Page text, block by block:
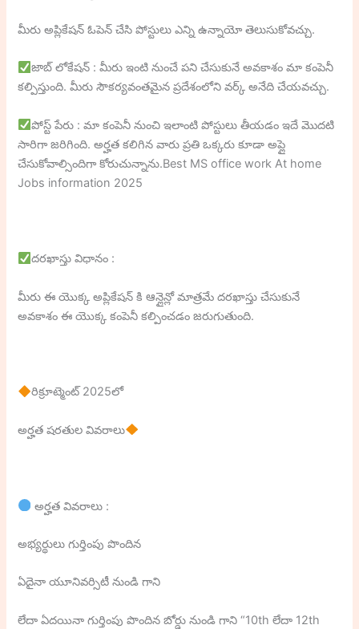
మీరు అప్లికేషన్ ఓపెన్ చేసి పోస్టులు ఎన్ని ఉన్నాయో తెలుసుకోవచ్చు.
జాబ్ లోకేషన్ : మీరు ఇంటి నుంచే పని చేసుకునే అవకాశం మా కంపెనీ
కల్పిస్తుంది. మీరు సౌకర్యవంతమైన ప్రదేశంలోని వర్క్ అనేది చేయవచ్చు.
పోస్ట్ పేరు : మా కంపెనీ నుంచి ఇలాంటి పోస్టులు తీయడం ఇదే మొదటి
సారిగా జరిగింది. అర్హత కలిగిన వారు ప్రతి ఒక్కరు కూడా అప్లై
చేసుకోవాల్సిందిగా కోరుచున్నాను.Best MS office work At home
Jobs information 2025
దరఖాస్తు విధానం :
మీరు ఈ యొక్క అప్లికేషన్ కి ఆన్లైన్లో మాత్రమే దరఖాస్తు చేసుకునే
అవకాశం ఈ యొక్క కంపెనీ కల్పించడం జరుగుతుంది.
రిక్రూట్మెంట్ 2025లో
అర్హత షరతుల వివరాలు
అర్హత వివరాలు :
అభ్యర్థులు గుర్తింపు పొందిన
ఏదైనా యూనివర్సిటీ నుండి గాని
లేదా ఏదయినా గుర్తింపు పొందిన బోర్డు నుండి గాని “10th లేదా 12th